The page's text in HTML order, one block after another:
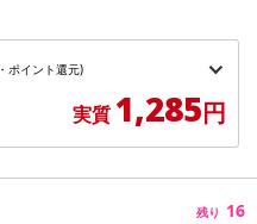
ポイント還元)
実質 1,285円
残り 16